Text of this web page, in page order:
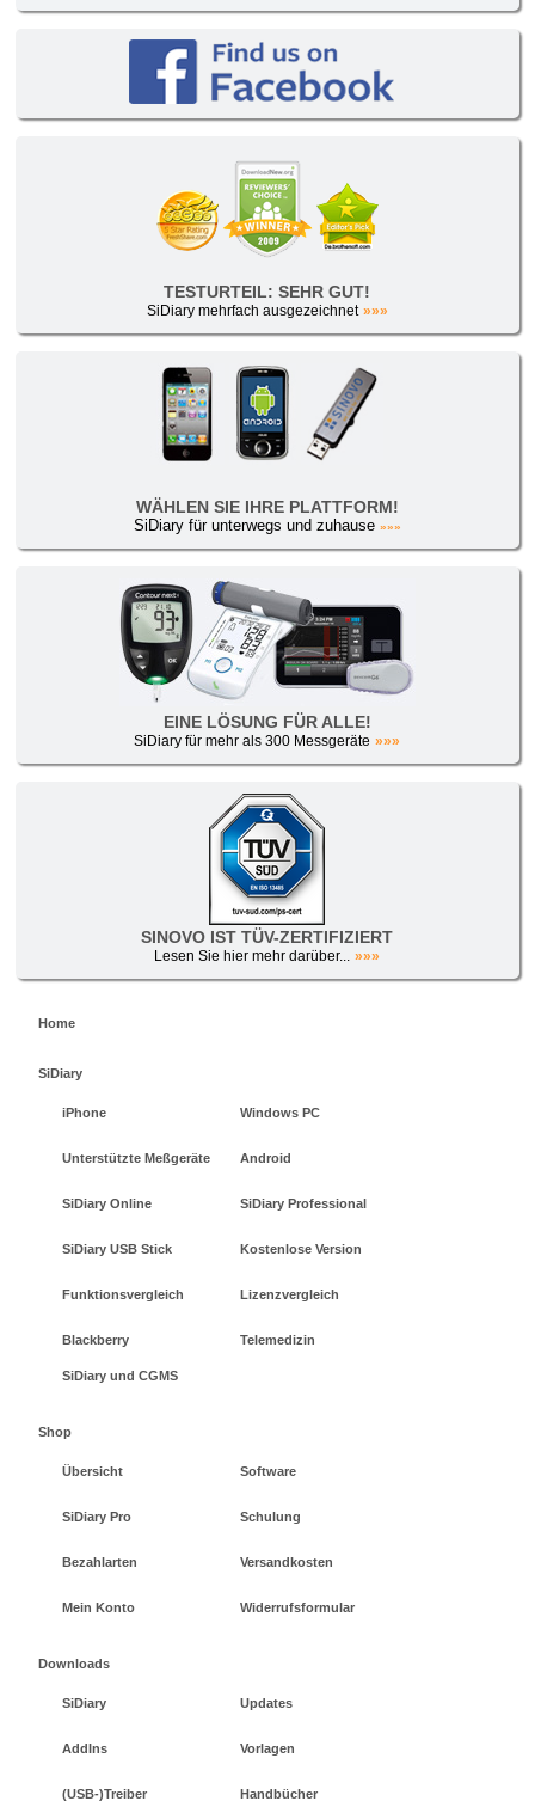
TESTURTEIL: SEHR GUT!
SiDiary mehrfach ausgezeichnet »»»
WÄHLEN SIE IHRE PLATTFORM!
SiDiary für unterwegs und zuhause »»»
EINE LÖSUNG FÜR ALLE!
SiDiary für mehr als 300 Messgeräte »»»
SINOVO IST TÜV-ZERTIFIZIERT
Lesen Sie hier mehr darüber... »»»
Home
SiDiary
iPhone Windows PC
Unterstützte Meßgeräte Android
SiDiary Online SiDiary Professional
SiDiary USB Stick Kostenlose Version
Funktionsvergleich Lizenzvergleich
Blackberry Telemedizin
SiDiary und CGMS
Shop
Übersicht Software
SiDiary Pro Schulung
Bezahlarten Versandkosten
Mein Konto Widerrufsformular
Downloads
SiDiary Updates
AddIns Vorlagen
(USB-)Treiber Handbücher